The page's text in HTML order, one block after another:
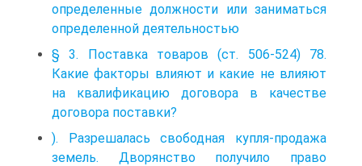
определенные должности или заниматься
определенной деятельностью
§ 3. Поставка товаров (ст. 506-524) 78.
Какие факторы влияют и какие не влияют
на квалификацию договора в качестве
договора поставки?
). Разрешалась свободная купля-продажа
земель. Дворянство получило право